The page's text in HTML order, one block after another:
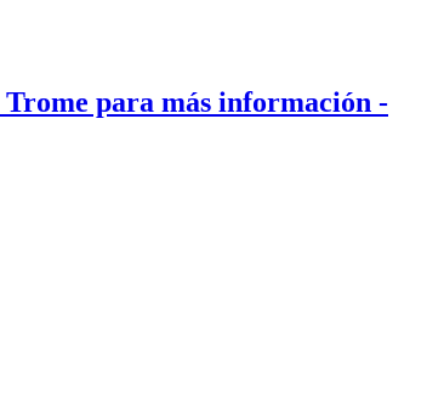
para más información -